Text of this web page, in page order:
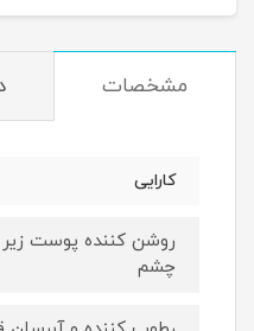
مشخصات
کارایی
روشن کننده پوست
چشم